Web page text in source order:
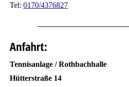
Tel: 0170/4376827
Anfahrt:
Tennisanlage / Rothbachhalle
Hütterstraße 14